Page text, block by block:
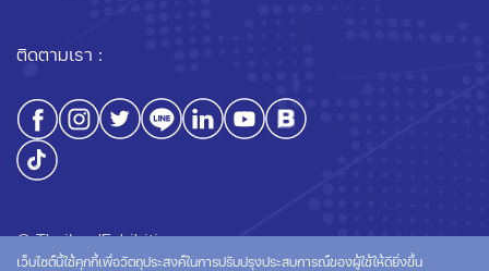
ติดตามเรา :
© ThailandExhibition.com
เว็บไซต์นี้ใช้คุกกี้เพื่อวัตถุประสงค์ในการปรับปรุงประสบการณ์ของผู้ใช้ให้ดียิ่งขึ้น